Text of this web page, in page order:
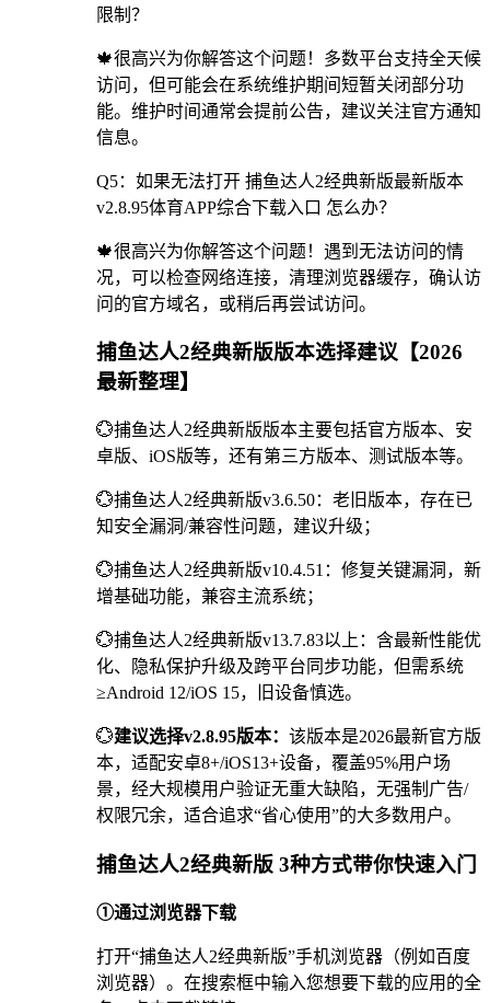
限制？
🍁很高兴为你解答这个问题！多数平台支持全天候
访问，但可能会在系统维护期间短暂关闭部分功
能。维护时间通常会提前公告，建议关注官方通知
信息。
Q5：如果无法打开 捕鱼达人2经典新版最新版本
v2.8.95体育APP综合下载入口 怎么办？
🍁很高兴为你解答这个问题！遇到无法访问的情
况，可以检查网络连接，清理浏览器缓存，确认访
问的官方域名，或稍后再尝试访问。
捕鱼达人2经典新版版本选择建议【2026
最新整理】
💮捕鱼达人2经典新版版本主要包括官方版本、安
卓版、iOS版等，还有第三方版本、测试版本等。
💮捕鱼达人2经典新版v3.6.50：老旧版本，存在已
知安全漏洞/兼容性问题，建议升级；
💮捕鱼达人2经典新版v10.4.51：修复关键漏洞，新
增基础功能，兼容主流系统；
💮捕鱼达人2经典新版v13.7.83以上：含最新性能优
化、隐私保护升级及跨平台同步功能，但需系统
≥Android 12/iOS 15，旧设备慎选。
💮建议选择v2.8.95版本： 该版本是2026最新官方版
本，适配安卓8+/iOS13+设备，覆盖95%用户场
景，经大规模用户验证无重大缺陷，无强制广告/
权限冗余，适合追求“省心使用”的大多数用户。
捕鱼达人2经典新版 3种方式带你快速入门
①通过浏览器下载
打开“捕鱼达人2经典新版”手机浏览器（例如百度
浏览器）。在搜索框中输入您想要下载的应用的全